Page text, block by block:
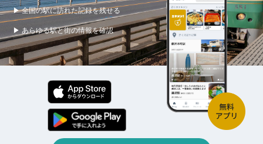
▶ 全国の駅に訪れた記録を残せる
▶ あらゆる駅と街の情報を確認